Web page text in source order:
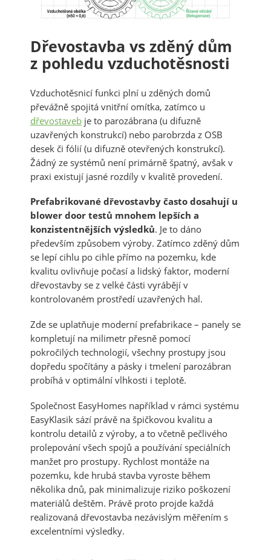
Dřevostavba vs zděný dům
z pohledu vzduchotěsnosti
Vzduchotěsnicí funkci plní u zděných domů
převážně spojitá vnitřní omítka, zatímco u
dřevostaveb je to parozábrana (u difuzně
uzavřených konstrukcí) nebo parobrzda z OSB
desek či fólií (u difuzně otevřených konstrukcí).
Žádný ze systémů není primárně špatný, avšak v
praxi existují jasné rozdíly v kvalitě provedení.
Prefabrikované dřevostavby často dosahují u
blower door testů mnohem lepších a
konzistentnějších výsledků. Je to dáno
především způsobem výroby. Zatímco zděný dům
se lepí cihlu po cihle přímo na pozemku, kde
kvalitu ovlivňuje počasí a lidský faktor, moderní
dřevostavby se z velké části vyrábějí v
kontrolovaném prostředí uzavřených hal.
Zde se uplatňuje moderní prefabrikace – panely se
kompletují na milimetr přesně pomocí
pokročilých technologií, všechny prostupy jsou
dopředu spočítány a pásky i tmelení parozábran
probíhá v optimální vlhkosti i teplotě.
Společnost EasyHomes například v rámci systému
EasyKlasik sází právě na špičkovou kvalitu a
kontrolu detailů z výroby, a to včetně pečlivého
prolepování všech spojů a používání speciálních
manžet pro prostupy. Rychlost montáže na
pozemku, kde hrubá stavba vyroste během
několika dnů, pak minimalizuje riziko poškození
materiálů deštěm. Právě proto projde každá
realizovaná dřevostavba nezávislým měřením s
excelentními výsledky.